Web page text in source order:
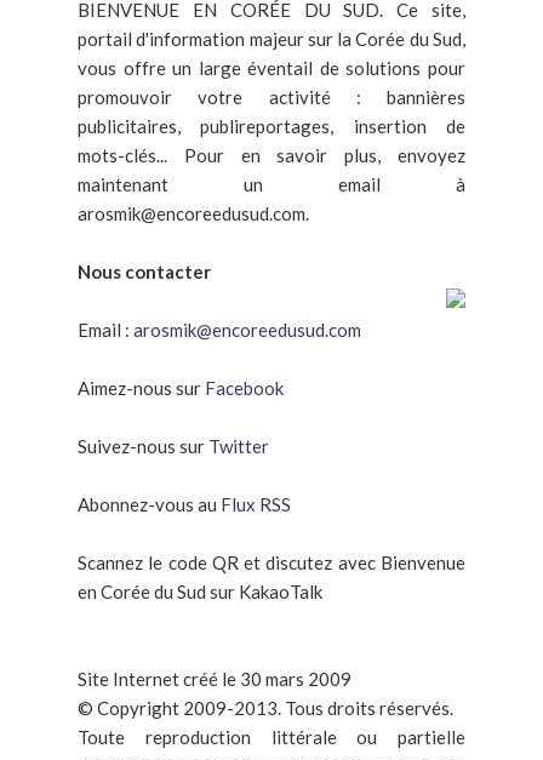
BIENVENUE EN CORÉE DU SUD. Ce site,
portail d'information majeur sur la Corée du Sud,
vous offre un large éventail de solutions pour
promouvoir votre activité : bannières
publicitaires, publireportages, insertion de
mots-clés... Pour en savoir plus, envoyez
maintenant un email à
arosmik@encoreedusud.com.
Nous contacter
Email : arosmik@encoreedusud.com
Aimez-nous sur Facebook
Suivez-nous sur Twitter
Abonnez-vous au Flux RSS
Scannez le code QR et discutez avec Bienvenue
en Corée du Sud sur KakaoTalk
Site Internet créé le 30 mars 2009
© Copyright 2009-2013. Tous droits réservés.
Toute reproduction littérale ou partielle